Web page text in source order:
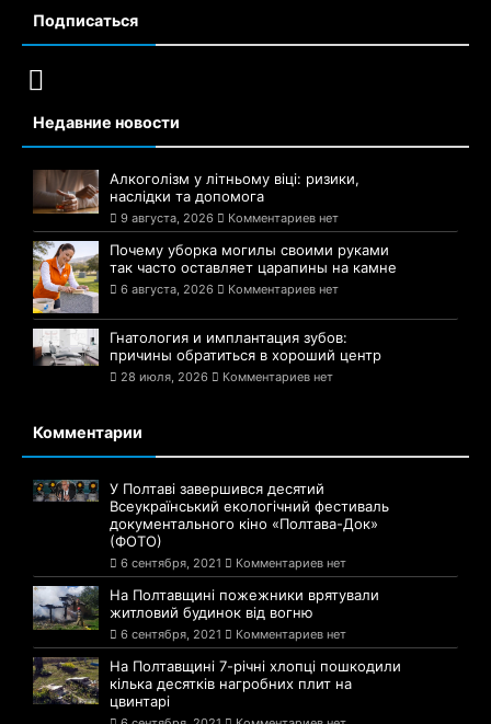
Подписаться
Недавние новости
Алкоголізм у літньому віці: ризики,
наслідки та допомога
9 августа, 2026 Комментариев нет
Почему уборка могилы своими руками
так часто оставляет царапины на камне
6 августа, 2026 Комментариев нет
Гнатология и имплантация зубов:
причины обратиться в хороший центр
28 июля, 2026 Комментариев нет
Комментарии
У Полтаві завершився десятий
Всеукраїнський екологічний фестиваль
документального кіно «Полтава-Док»
(ФОТО)
6 сентября, 2021 Комментариев нет
На Полтавщині пожежники врятували
житловий будинок від вогню
6 сентября, 2021 Комментариев нет
На Полтавщині 7-річні хлопці пошкодили
кілька десятків нагробних плит на
цвинтарі